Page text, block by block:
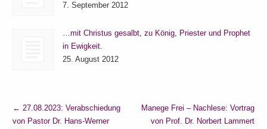
7. September 2012
…mit Christus gesalbt, zu König, Priester und Prophet
in Ewigkeit.
25. August 2012
← 27.08.2023: Verabschiedung
von Pastor Dr. Hans-Werner
Manege Frei – Nachlese: Vortrag
von Prof. Dr. Norbert Lammert